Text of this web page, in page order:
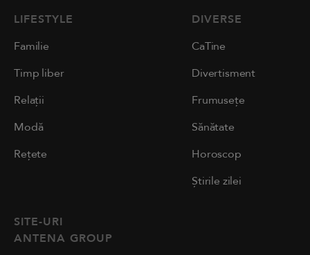
LIFESTYLE
Familie
Timp liber
Relații
Modă
Rețete
DIVERSE
CaTine
Divertisment
Frumusețe
Sănătate
Horoscop
Știrile zilei
SITE-URI
ANTENA GROUP